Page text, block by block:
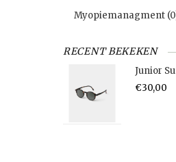
Myopiemanagment
RECENT BEKEKEN
Junior
€30,00